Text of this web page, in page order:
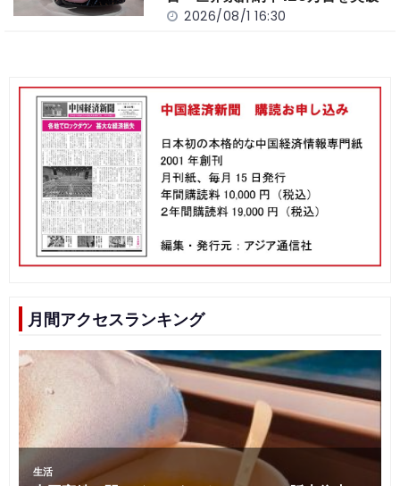
2026/08/1 16:30
月間アクセスランキング